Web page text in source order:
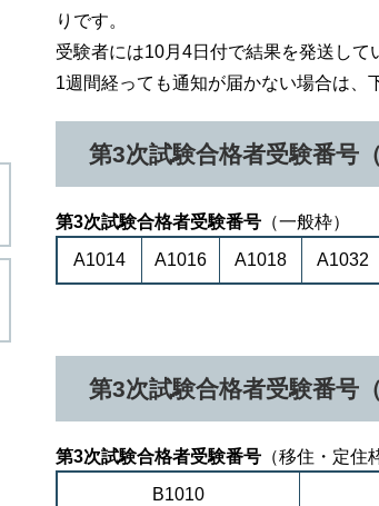
りです。
受験者には10月4日付で結果を発送して
1週間経っても通知が届かない場合は、
第3次試験合格者受験番号
第3次試験合格者受験番号 （一般枠）
A1014
A1016 A1018 A1032
第3次試験合格者受験番号
第3次試験合格者受験番号 （移住・定住
B1010